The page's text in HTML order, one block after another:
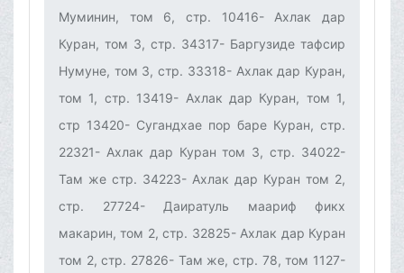
Муминин, том 6, стр. 10416- Ахлак дар
Куран, том 3, стр. 34317- Баргузиде тафсир
Нумуне, том 3, стр. 33318- Ахлак дар Куран,
том 1, стр. 13419- Ахлак дар Куран, том 1,
стр 13420- Сугандхае пор баре Куран, стр.
22321- Ахлак дар Куран том 3, стр. 34022-
Там же стр. 34223- Ахлак дар Куран том 2,
стр. 27724- Даиратуль маариф фикх
макарин, том 2, стр. 32825- Ахлак дар Куран
том 2, стр. 27826- Там же, стр. 78, том 1127-